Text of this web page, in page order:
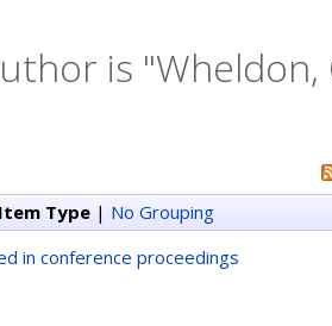
is "Wheldon,
Item Type| No Grouping
in conference proceedings